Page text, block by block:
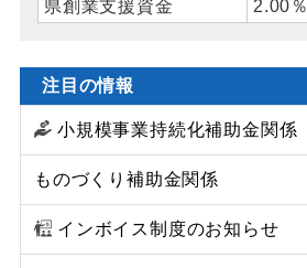
県創業支援資金
2.00％
注目の情報
小規模事業持続化補助金関係
ものづくり補助金関係
インボイス制度のお知らせ